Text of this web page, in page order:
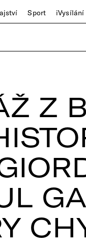
Sport iVysílání
Z